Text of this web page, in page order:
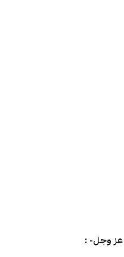
عز وجل- :